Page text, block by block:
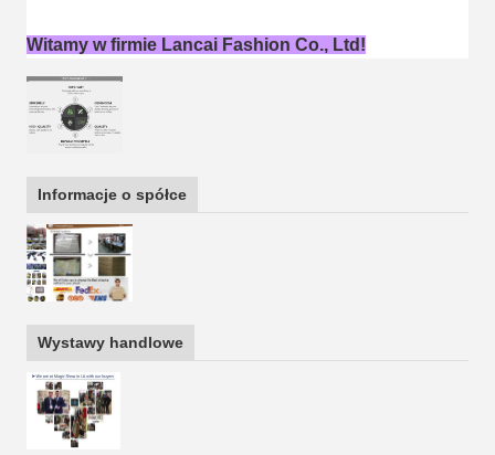
Witamy w firmie Lancai Fashion Co., Ltd!
Informacje o spółce
Wystawy handlowe